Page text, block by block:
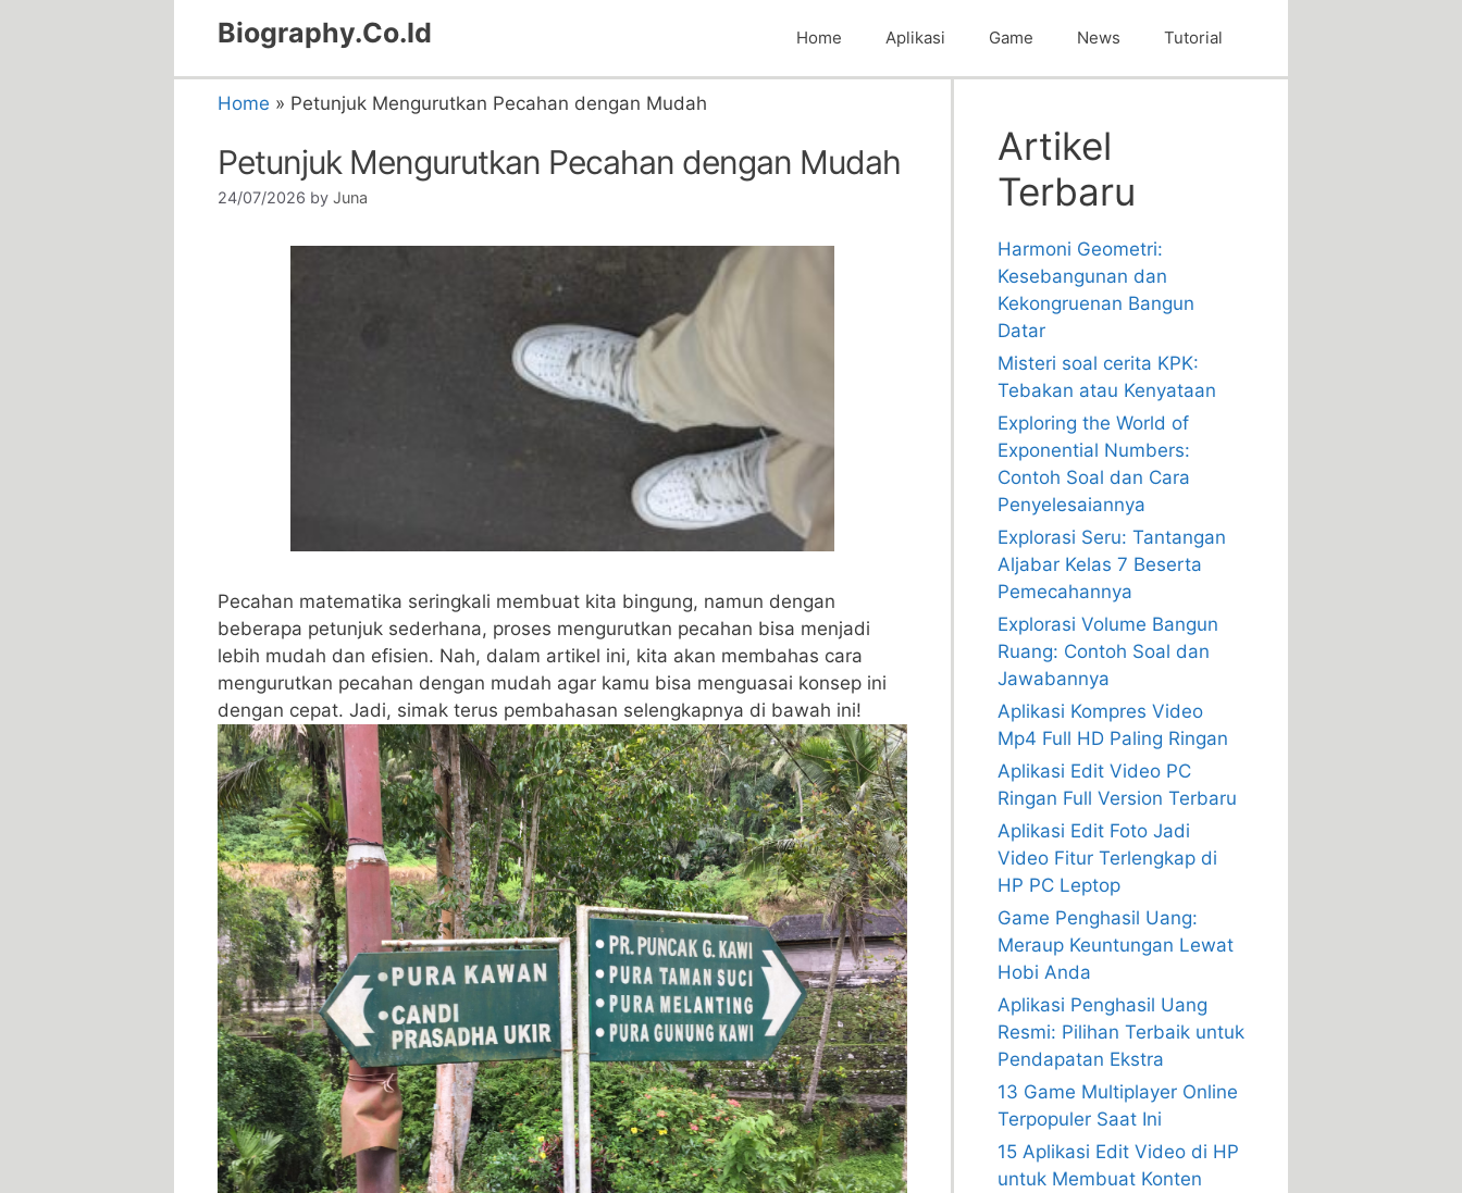
Biography.Co.Id Home Aplikasi Game News Tutorial
Home » Petunjuk Mengurutkan Pecahan dengan Mudah
Petunjuk Mengurutkan Pecahan dengan Mudah
24/07/2026 by Juna
Pecahan matematika ‍seringkali ⁤membuat kita bingung, namun dengan
beberapa petunjuk sederhana, proses mengurutkan pecahan bisa ⁣menjadi
lebih mudah dan efisien. Nah, dalam artikel ini,⁤ kita akan membahas cara
mengurutkan pecahan dengan mudah agar kamu bisa⁢ menguasai konsep ‌ini ​
dengan cepat. Jadi, simak terus pembahasan selengkapnya di bawah ini!
Artikel
Terbaru
Harmoni Geometri:
Kesebangunan dan
Kekongruenan Bangun
Datar
Misteri soal cerita KPK:
Tebakan atau Kenyataan
Exploring the World of
Exponential Numbers:
Contoh Soal dan Cara
Penyelesaiannya
Explorasi Seru: Tantangan
Aljabar Kelas 7 Beserta
Pemecahannya
Explorasi Volume Bangun
Ruang: Contoh Soal dan
Jawabannya
Aplikasi Kompres Video
Mp4 Full HD Paling Ringan
Aplikasi Edit Video PC
Ringan Full Version Terbaru
Aplikasi Edit Foto Jadi
Video Fitur Terlengkap di
HP PC Leptop
Game Penghasil Uang:
Meraup Keuntungan Lewat
Hobi Anda
Aplikasi Penghasil Uang
Resmi: Pilihan Terbaik untuk
Pendapatan Ekstra
13 Game Multiplayer Online
Terpopuler Saat Ini
15 Aplikasi Edit Video di HP
untuk Membuat Konten